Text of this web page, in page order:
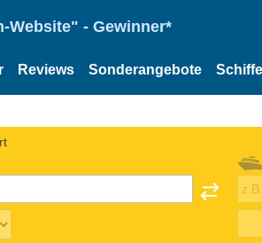
Website" - Gewinner*
Reviews Sonderangebote Schiffe